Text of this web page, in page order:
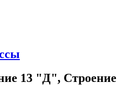
13 "Д",